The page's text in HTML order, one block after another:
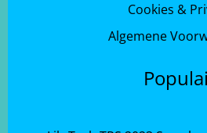
Cookies &
Algemene